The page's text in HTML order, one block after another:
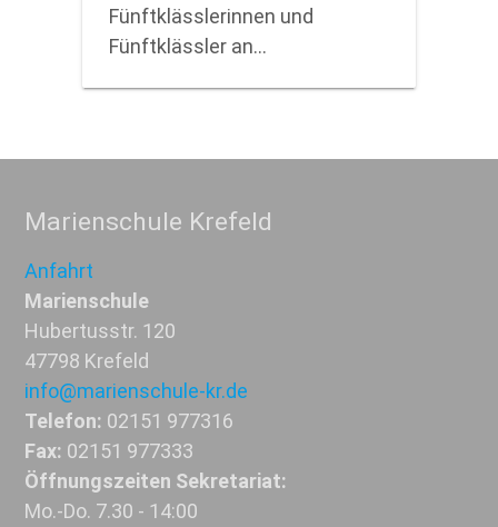
Fünftklässlerinnen und
Fünftklässler an…
Marienschule Krefeld
Anfahrt
Marienschule
Hubertusstr. 120
47798 Krefeld
info@marienschule-kr.de
Telefon: 02151 977316
Fax: 02151 977333
Öffnungszeiten Sekretariat:
Mo.-Do. 7.30 - 14:00